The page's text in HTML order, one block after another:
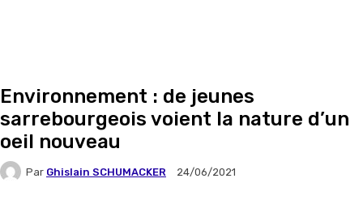
Environnement : de jeunes
sarrebourgeois voient la nature d’un
oeil nouveau
Par Ghislain SCHUMACKER 24/06/2021